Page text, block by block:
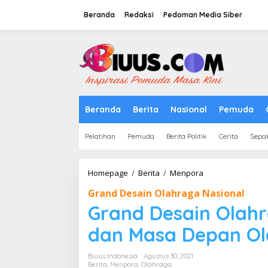
Beranda Redaksi Pedoman Media Siber
Beranda Berita Nasional Pemuda
Pelatihan Pemuda Berita Politik Cerita
Homepage / Berita / Menpora
Olahraga
Nasional,
Olimpiade,
Masa
Depan
Grand Desain Olahraga Nasional
Grand Desain
dan Masa Depan
Biuus Indonesia
Agustus 30, 2021
Berita, Menpora, Olahraga